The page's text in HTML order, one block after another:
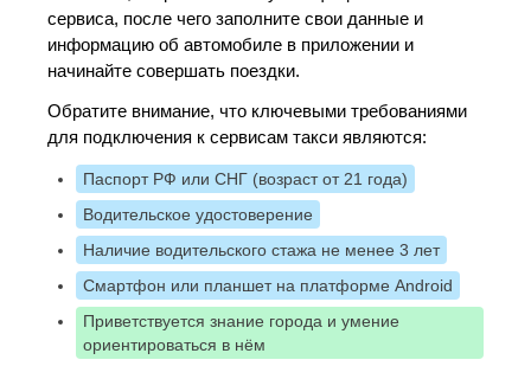
сервиса, после чего заполните свои данные и
информацию об автомобиле в приложении и
начинайте совершать поездки.
Обратите внимание, что ключевыми требованиями
для подключения к сервисам такси являются:
Паспорт РФ или СНГ (возраст от 21 года)
Водительское удостоверение
Наличие водительского стажа не менее 3 лет
Смартфон или планшет на платформе Android
Приветствуется знание города и умение
ориентироваться в нём